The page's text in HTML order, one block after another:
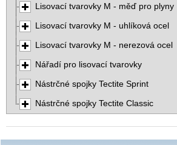
Lisovací tvarovky M - měď pro plyny
Lisovací tvarovky M - uhlíková ocel
Lisovací tvarovky M - nerezová ocel
Nářadí pro lisovací tvarovky
Nástrčné spojky Tectite Sprint
Nástrčné spojky Tectite Classic